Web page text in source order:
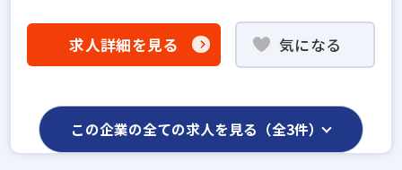
求人詳細を見る 気になる
この企業の全ての求人を見る（全3件）